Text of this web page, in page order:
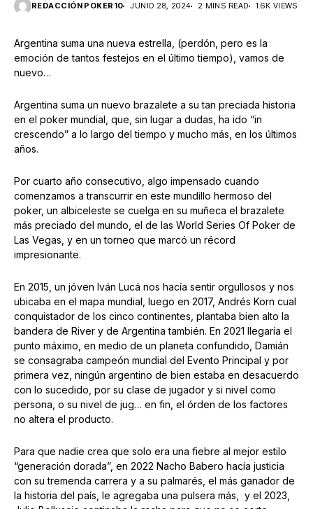
REDACCIÓN POKER10 JUNIO 28, 2024 2 MINS READ 1.6K VIEWS
Argentina suma una nueva estrella, (perdón, pero es la
emoción de tantos festejos en el último tiempo), vamos de
nuevo…
Argentina suma un nuevo brazalete a su tan preciada historia
en el poker mundial, que, sin lugar a dudas, ha ido “in
crescendo” a lo largo del tiempo y mucho más, en los últimos
años.
Por cuarto año consecutivo, algo impensado cuando
comenzamos a transcurrir en este mundillo hermoso del
poker, un albiceleste se cuelga en su muñeca el brazalete
más preciado del mundo, el de las World Series Of Poker de
Las Vegas, y en un torneo que marcó un récord
impresionante.
En 2015, un jóven Iván Lucá nos hacía sentir orgullosos y nos
ubicaba en el mapa mundial, luego en 2017, Andrés Korn cual
conquistador de los cinco continentes, plantaba bien alto la
bandera de River y de Argentina también. En 2021 llegaría el
punto máximo, en medio de un planeta confundido, Damián
se consagraba campeón mundial del Evento Principal y por
primera vez, ningún argentino de bien estaba en desacuerdo
con lo sucedido, por su clase de jugador y si nivel como
persona, o su nivel de jug… en fin, el órden de los factores
no altera el producto.
Para que nadie crea que solo era una fiebre al mejor estilo
“generación dorada”, en 2022 Nacho Babero hacía justicia
con su tremenda carrera y a su palmarés, el más ganador de
la historia del país, le agregaba una pulsera más, y el 2023,